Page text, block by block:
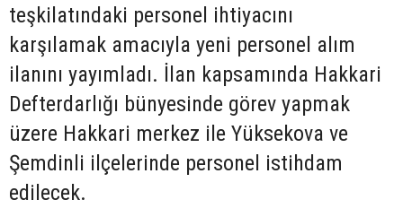
teşkilatındaki personel ihtiyacını
karşılamak amacıyla yeni personel alım
ilanını yayımladı. İlan kapsamında Hakkari
Defterdarlığı bünyesinde görev yapmak
üzere Hakkari merkez ile Yüksekova ve
Şemdinli ilçelerinde personel istihdam
edilecek.